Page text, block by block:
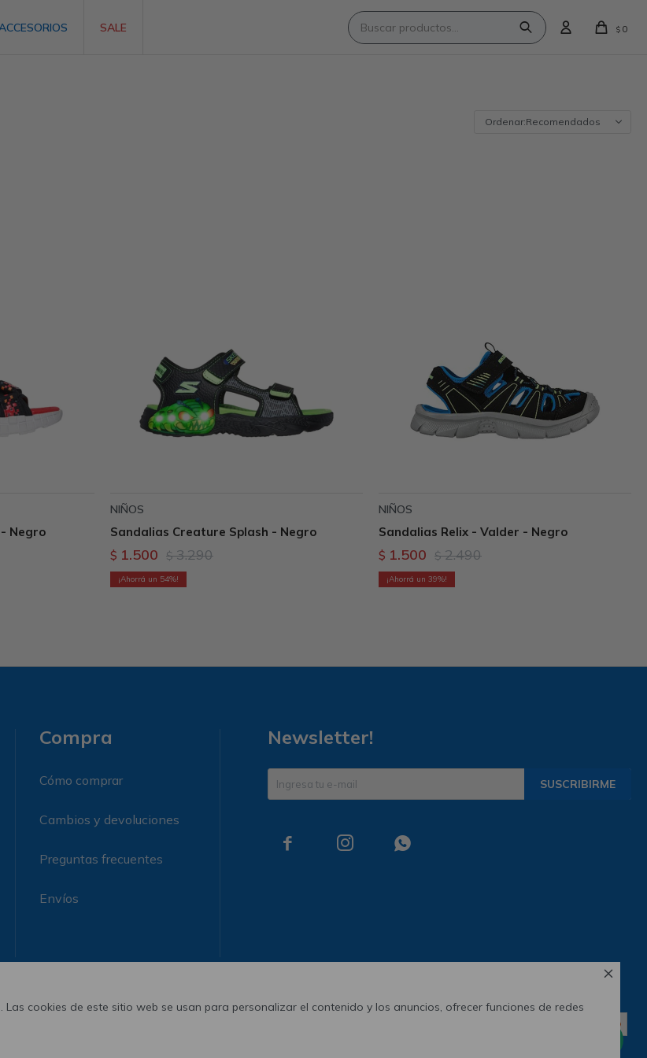

cookies de este sitio web se usan para personalizar el contenido y los anuncios, ofrecer funciones de redes
SALE $ 0
Recomendados
Negro
NIÑOS
Sandalias Creature Splash - Negro
$ 1.500 $ 3.290
54
NIÑOS
Sandalias Relix - Valder - Negro
$ 1.500 $ 2.490
39
Compra
Cómo comprar
Cambios y devoluciones
Preguntas frecuentes
Envíos
Newsletter!
SUSCRIBIRME
  